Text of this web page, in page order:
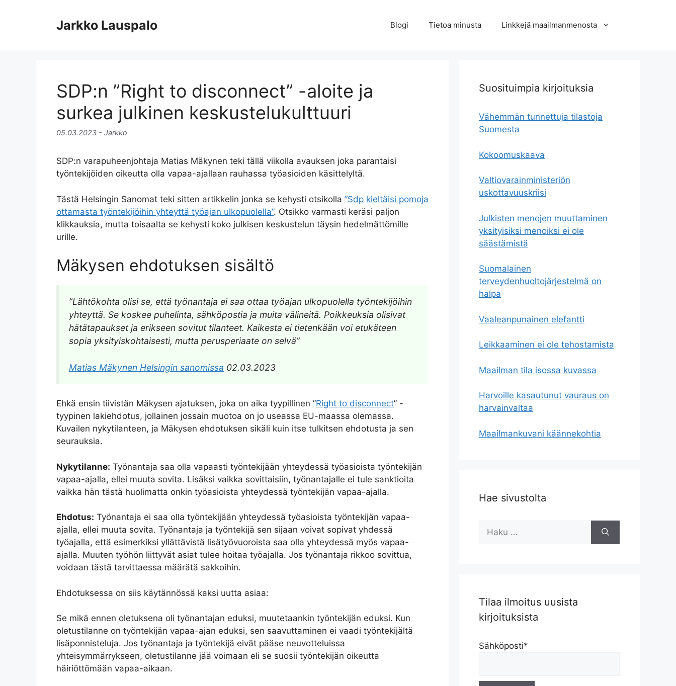
Jarkko Lauspalo Blogi Tietoa minusta Linkkejä maailmanmenosta
SDP:n ”Right to disconnect” -aloite ja
surkea julkinen keskustelukulttuuri
05.03.2023 - Jarkko
SDP:n varapuheenjohtaja Matias Mäkynen teki tällä viikolla avauksen joka parantaisi
työntekijöiden oikeutta olla vapaa-ajallaan rauhassa työasioiden käsittelyltä.
Tästä Helsingin Sanomat teki sitten artikkelin jonka se kehysti otsikolla ”Sdp kieltäisi pomoja
ottamasta työntekijöihin yhteyttä työajan ulkopuolella”. Otsikko varmasti keräsi paljon
klikkauksia, mutta toisaalta se kehysti koko julkisen keskustelun täysin hedelmättömille
urille.
Mäkysen ehdotuksen sisältö
”Lähtökohta olisi se, että työnantaja ei saa ottaa työajan ulkopuolella työntekijöihin
yhteyttä. Se koskee puhelinta, sähköpostia ja muita välineitä. Poikkeuksia olisivat
hätätapaukset ja erikseen sovitut tilanteet. Kaikesta ei tietenkään voi etukäteen
sopia yksityiskohtaisesti, mutta perusperiaate on selvä”
Matias Mäkynen Helsingin sanomissa 02.03.2023
Ehkä ensin tiivistän Mäkysen ajatuksen, joka on aika tyypillinen ”Right to disconnect” -
tyypinen lakiehdotus, jollainen jossain muotoa on jo useassa EU-maassa olemassa.
Kuvailen nykytilanteen, ja Mäkysen ehdotuksen sikäli kuin itse tulkitsen ehdotusta ja sen
seurauksia.
Nykytilanne: Työnantaja saa olla vapaasti työntekijään yhteydessä työasioista työntekijän
vapaa-ajalla, ellei muuta sovita. Lisäksi vaikka sovittaisiin, työnantajalle ei tule sanktioita
vaikka hän tästä huolimatta onkin työasioista yhteydessä työntekijän vapaa-ajalla.
Ehdotus: Työnantaja ei saa olla työntekijään yhteydessä työasioista työntekijän vapaa-
ajalla, ellei muuta sovita. Työnantaja ja työntekijä sen sijaan voivat sopivat yhdessä
työajalla, että esimerkiksi yllättävistä lisätyövuoroista saa olla yhteydessä myös vapaa-
ajalla. Muuten työhön liittyvät asiat tulee hoitaa työajalla. Jos työnantaja rikkoo sovittua,
voidaan tästä tarvittaessa määrätä sakkoihin.
Ehdotuksessa on siis käytännössä kaksi uutta asiaa:
Se mikä ennen oletuksena oli työnantajan eduksi, muutetaankin työntekijän eduksi. Kun
oletustilanne on työntekijän vapaa-ajan eduksi, sen saavuttaminen ei vaadi työntekijältä
lisäponnisteluja. Jos työnantaja ja työntekijä eivät pääse neuvotteluissa
yhteisymmärrykseen, oletustilanne jää voimaan eli se suosii työntekijän oikeutta
häiriöttömään vapaa-aikaan.
Suosituimpia kirjoituksia
Vähemmän tunnettuja tilastoja
Suomesta
Kokoomuskaava
Valtiovarainministeriön
uskottavuuskriisi
Julkisten menojen muuttaminen
yksityisiksi menoiksi ei ole
säästämistä
Suomalainen
terveydenhuoltojärjestelmä on
halpa
Vaaleanpunainen elefantti
Leikkaaminen ei ole tehostamista
Maailman tila isossa kuvassa
Harvoille kasautunut vauraus on
harvainvaltaa
Maailmankuvani käännekohtia
Hae sivustolta
Tilaa ilmoitus uusista
kirjoituksista
Sähköposti*